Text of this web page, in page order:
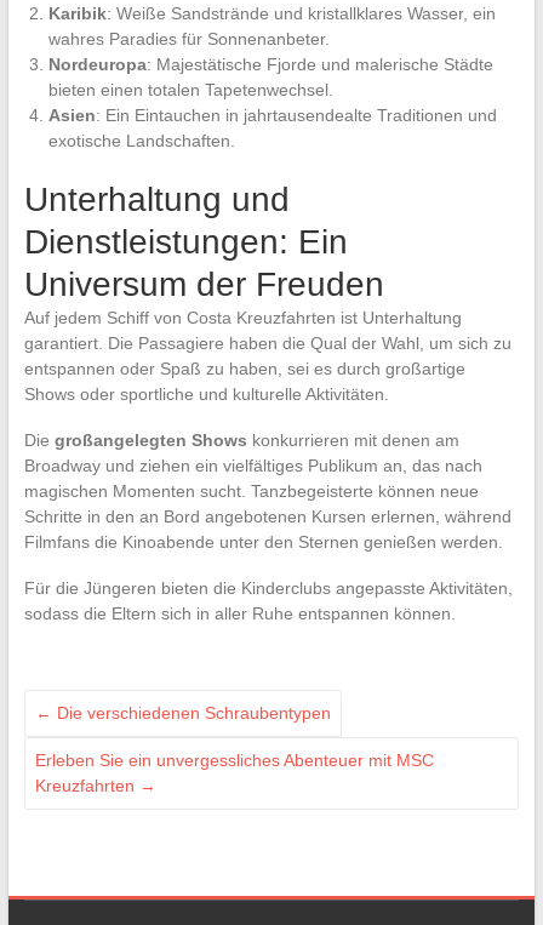
Karibik: Weiße Sandstrände und kristallklares Wasser, ein
wahres Paradies für Sonnenanbeter.
Nordeuropa: Majestätische Fjorde und malerische Städte
bieten einen totalen Tapetenwechsel.
Asien: Ein Eintauchen in jahrtausendealte Traditionen und
exotische Landschaften.
Unterhaltung und
Dienstleistungen: Ein
Universum der Freuden
Auf jedem Schiff von Costa Kreuzfahrten ist Unterhaltung
garantiert. Die Passagiere haben die Qual der Wahl, um sich zu
entspannen oder Spaß zu haben, sei es durch großartige
Shows oder sportliche und kulturelle Aktivitäten.
Die großangelegten Shows konkurrieren mit denen am
Broadway und ziehen ein vielfältiges Publikum an, das nach
magischen Momenten sucht. Tanzbegeisterte können neue
Schritte in den an Bord angebotenen Kursen erlernen, während
Filmfans die Kinoabende unter den Sternen genießen werden.
Für die Jüngeren bieten die Kinderclubs angepasste Aktivitäten,
sodass die Eltern sich in aller Ruhe entspannen können.
← Die verschiedenen Schraubentypen
Erleben Sie ein unvergessliches Abenteuer mit MSC
Kreuzfahrten →